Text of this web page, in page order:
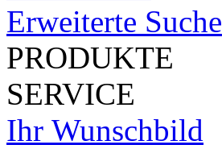
Erweiterte Suche
PRODUKTE
SERVICE
Ihr Wunschbild